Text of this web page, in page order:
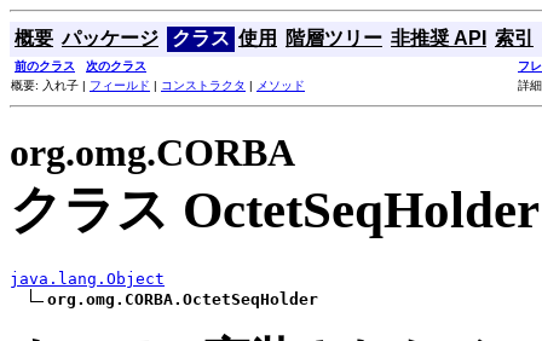
概要 パッケージ クラス 使用 階層ツリー 非推奨 API 索引
前のクラス 次のクラス
フ
概要: 入れ子 | フィールド | コンストラクタ | メソッド 詳
org.omg.CORBA
クラス OctetSeqHolder
java.lang.Object
org.omg.CORBA.OctetSeqHolder